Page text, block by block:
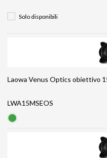
Solo disponibili
LWA15MSEOS